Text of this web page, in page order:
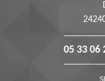
05 33 06